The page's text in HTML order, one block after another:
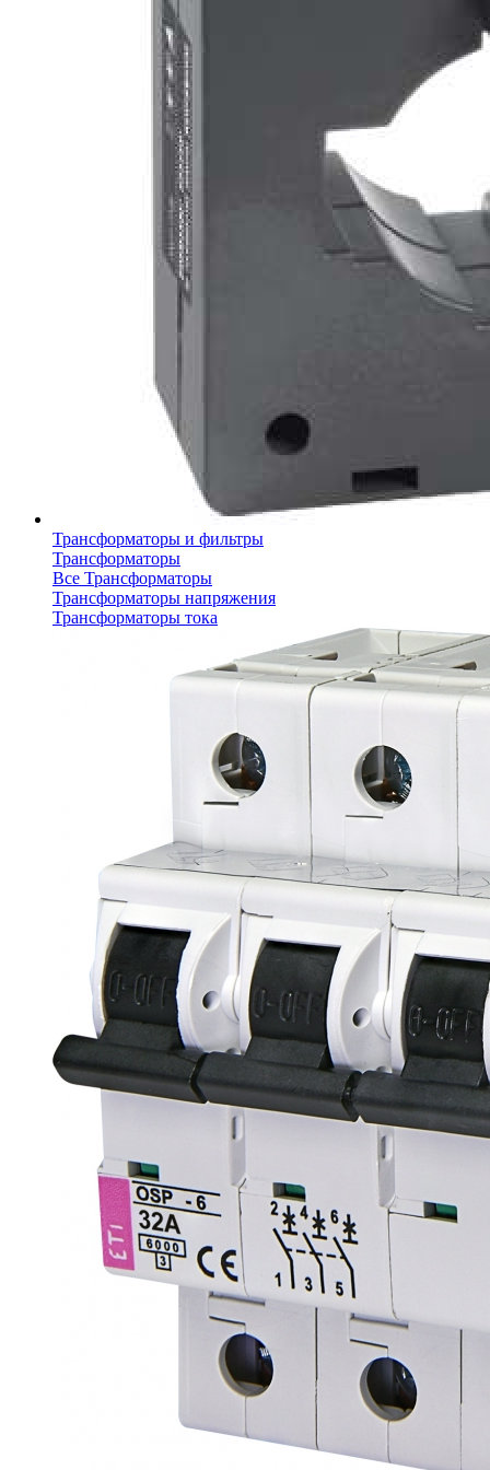
Трансформаторы и фильтры
Трансформаторы
Все Трансформаторы
Трансформаторы напряжения
Трансформаторы тока